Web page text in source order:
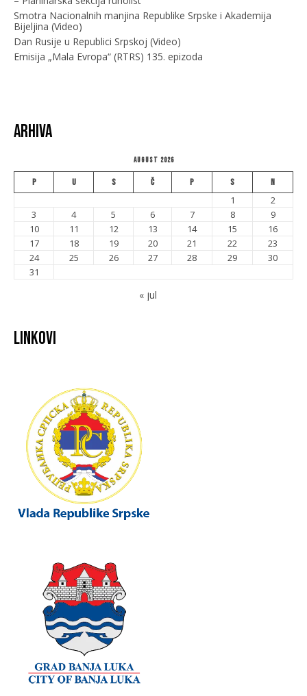
Smotra Nacionalnih manjina Republike Srpske i Akademija
Bijeljina (Video)
Dan Rusije u Republici Srpskoj (Video)
Emisija „Mala Evropa“ (RTRS) 135. epizoda
Arhiva
August 2026
P U S Č P S N
1
2
3
4 5 6 7 8
9
10
11 12 13 14 15
16
17
18 19 20 21 22
23
24
25 26 27 28 29
30
31
« jul
Linkovi